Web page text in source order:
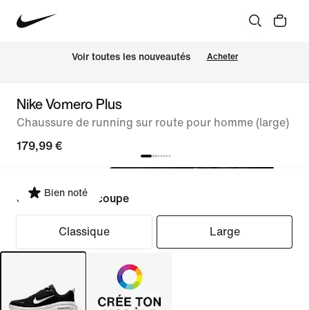
Voir toutes les nouveautés Acheter
Nike Vomero Plus
Chaussure de running sur route pour homme (large)
179,99 €
Bien noté
Sélectionner la coupe
Classique Large